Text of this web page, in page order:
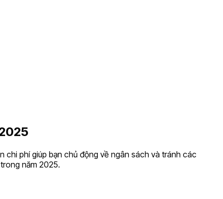
chi phí giúp bạn chủ động về ngân sách và tránh các
trong năm 2025.